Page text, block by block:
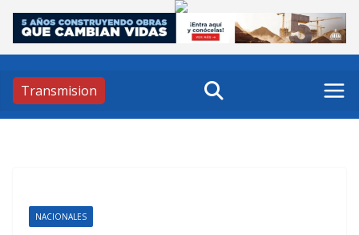
Skip
content
Transmision
NACIONALES